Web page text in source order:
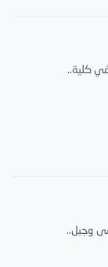
في كلية..
وجبل..